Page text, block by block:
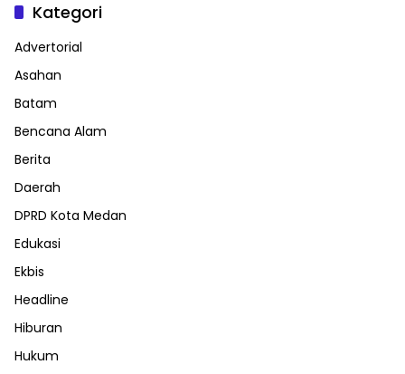
Kategori
Advertorial
Asahan
Batam
Bencana Alam
Berita
Daerah
DPRD Kota Medan
Edukasi
Ekbis
Headline
Hiburan
Hukum